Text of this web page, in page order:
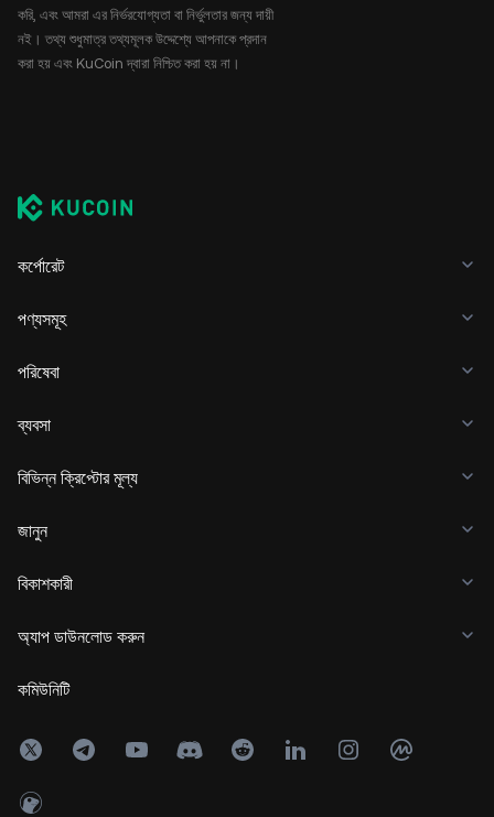
করি, এবং আমরা এর নির্ভরযোগ্যতা বা নির্ভুলতার জন্য দায়ী
নই। তথ্য শুধুমাত্র তথ্যমূলক উদ্দেশ্যে আপনাকে প্রদান
করা হয় এবং KuCoin দ্বারা নিশ্চিত করা হয় না।
কর্পোরেট
পণ্যসমূহ
পরিষেবা
ব্যবসা
বিভিন্ন ক্রিপ্টোর মূল্য
জানুন
বিকাশকারী
অ্যাপ ডাউনলোড করুন
কমিউনিটি